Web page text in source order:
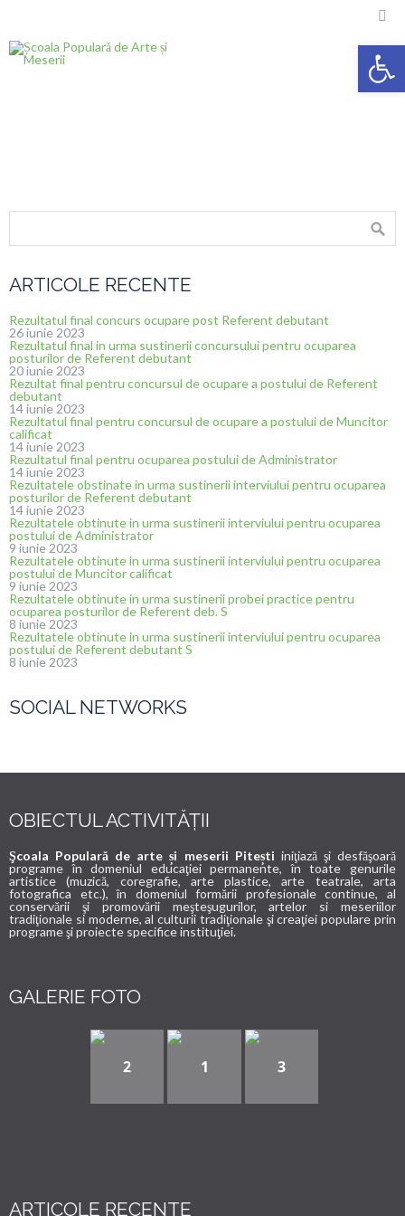
Deschide

ARTICOLE RECENTE
Rezultatul final concurs ocupare post Referent debutant
26 iunie 2023
Rezultatul final in urma sustinerii concursului pentru ocuparea
posturilor de Referent debutant
20 iunie 2023
Rezultat final pentru concursul de ocupare a postului de Referent
debutant
14 iunie 2023
Rezultatul final pentru concursul de ocupare a postului de Muncitor
calificat
14 iunie 2023
Rezultatul final pentru ocuparea postului de Administrator
14 iunie 2023
Rezultatele obstinate in urma sustinerii interviului pentru ocuparea
posturilor de Referent debutant
14 iunie 2023
Rezultatele obtinute in urma sustinerii interviului pentru ocuparea
postului de Administrator
9 iunie 2023
Rezultatele obtinute in urma sustinerii interviului pentru ocuparea
postului de Muncitor calificat
9 iunie 2023
Rezultatele obtinute in urma sustinerii probei practice pentru
ocuparea posturilor de Referent deb. S
8 iunie 2023
Rezultatele obtinute in urma sustinerii interviului pentru ocuparea
postului de Referent debutant S
8 iunie 2023
SOCIAL NETWORKS
OBIECTUL ACTIVITĂȚII
Şcoala Populară de arte și meserii Pitești iniţiază şi desfăşoară
programe în domeniul educaţiei permanente, în toate genurile
artistice (muzică, coregrafie, arte plastice, arte teatrale, arta
fotografica etc.), în domeniul formării profesionale continue, al
conservării şi promovării meşteşugurilor, artelor si meseriilor
tradiţionale si moderne, al culturii tradiţionale şi creaţiei populare prin
programe şi proiecte specifice instituţiei.
GALERIE FOTO
2 1 3
ARTICOLE RECENTE